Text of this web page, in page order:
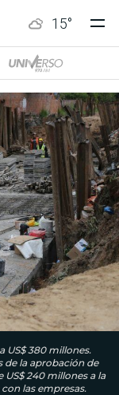
15°
US$ 380 millones.
de la aprobación de
240 millones a la
las empresas.